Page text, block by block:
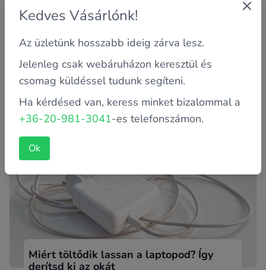
Miért tőlünk vásárolj laptopot vagy
számítógépet?
Miért tőlünk vásárolj használt laptopot, és ne egy újat
Te is tal...
Miért töltődik lassan a laptopod? Így
derítsd ki az okát
Kedves Vásárlónk!
Az üzletünk hosszabb ideig zárva lesz.
Jelenleg csak webáruházon keresztül és
csomag küldéssel tudunk segíteni.
Ha kérdésed van, keress minket bizalommal a
+36-20-981-3041-es telefonszámon.
Ok